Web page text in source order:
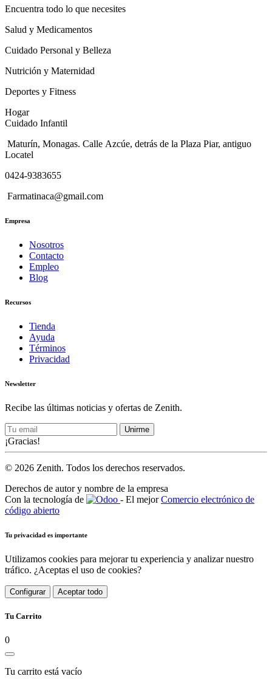
Encuentra todo lo que necesites
Salud y Medicamentos
Cuidado Personal y Belleza
Nutrición y Maternidad
Deportes y Fitness
Hogar
Cuidado Infantil
Maturín, Monagas. Calle Azcúe, detrás de la Plaza Piar, antiguo
Locatel
0424-9383655
Farmatinaca@gmail.com
Empresa
Nosotros
Contacto
Empleo
Blog
Recursos
Tienda
Ayuda
Términos
Privacidad
Newsletter
Recibe las últimas noticias y ofertas de Zenith.
Unirme
¡Gracias!
© 2026 Zenith. Todos los derechos reservados.
Derechos de autor y nombre de la empresa
Con la tecnología de
- El mejorComercio electrónico de
código abierto
Tu privacidad es importante
Utilizamos cookies para mejorar tu experiencia y analizar nuestro
tráfico. ¿Aceptas el uso de cookies?
Configurar Aceptar todo
Tu Carrito
0
Tu carrito está vacío